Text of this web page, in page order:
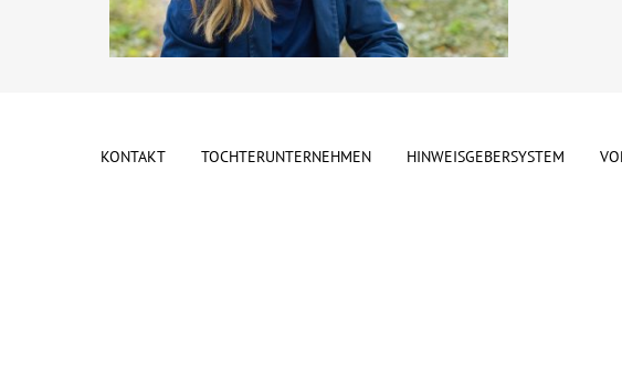
KONTAKT TOCHTERUNTERNEHMEN HINWEISGEBERSYSTEM